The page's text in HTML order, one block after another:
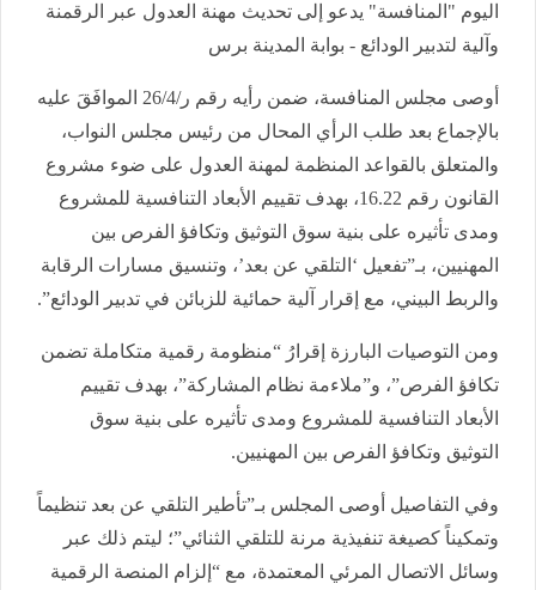
اليوم "المنافسة" يدعو إلى تحديث مهنة العدول عبر الرقمنة
وآلية لتدبير الودائع - بوابة المدينة برس
أوصى مجلس المنافسة، ضمن رأيه رقم ر/26/4 الموافَقَ عليه
بالإجماع بعد طلب الرأي المحال من رئيس مجلس النواب،
والمتعلق بالقواعد المنظمة لمهنة العدول على ضوء مشروع
القانون رقم 16.22، بهدف تقييم الأبعاد التنافسية للمشروع
ومدى تأثيره على بنية سوق التوثيق وتكافؤ الفرص بين
المهنيين، بـ”تفعيل ‘التلقي عن بعد’، وتنسيق مسارات الرقابة
والربط البيني، مع إقرار آلية حمائية للزبائن في تدبير الودائع”.
ومن التوصيات البارزة إقرارُ “منظومة رقمية متكاملة تضمن
تكافؤ الفرص”، و”ملاءمة نظام المشاركة”، بهدف تقييم
الأبعاد التنافسية للمشروع ومدى تأثيره على بنية سوق
التوثيق وتكافؤ الفرص بين المهنيين.
وفي التفاصيل أوصى المجلس بـ”تأطير التلقي عن بعد تنظيماً
وتمكيناً كصيغة تنفيذية مرنة للتلقي الثنائي”؛ ليتم ذلك عبر
وسائل الاتصال المرئي المعتمدة، مع “إلزام المنصة الرقمية